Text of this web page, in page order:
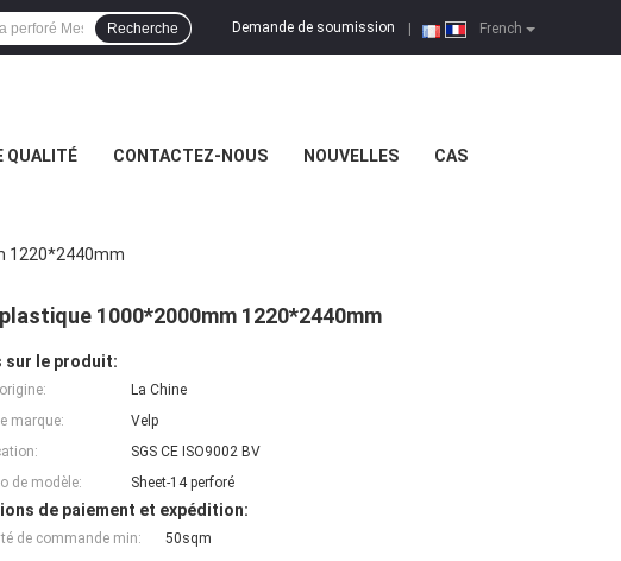
French
Demande de soumission
Recherche
QUALITÉ CONTACTEZ-NOUS NOUVELLES CAS
1220*2440mm
1000*2000mm 1220*2440mm
sur le produit:
La Chine
marque:
Velp
SGS CE ISO9002 BV
de modèle:
Sheet-14 perforé
de paiement et expédition:
de commande min:
50sqm